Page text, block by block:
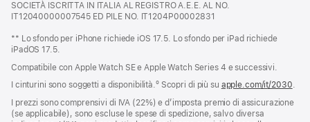
SOCIETÀ ISCRITTA IN ITALIA AL REGISTRO A.E.E. AL NO.
IT12040000007545 ED PILE NO. IT1204P00002831
** Lo sfondo per iPhone richiede iOS 17.5. Lo sfondo per iPad richiede
iPadOS 17.5.
Compatibile con Apple Watch SE e Apple Watch Series 4 e successivi.
I cinturini sono soggetti a disponibilità.º Scopri di più su apple.com/it/2030.
I prezzi sono comprensivi di IVA (22%) e d’imposta premio di assicurazione
(se applicabile), sono escluse le spese di spedizione, salvo diversa